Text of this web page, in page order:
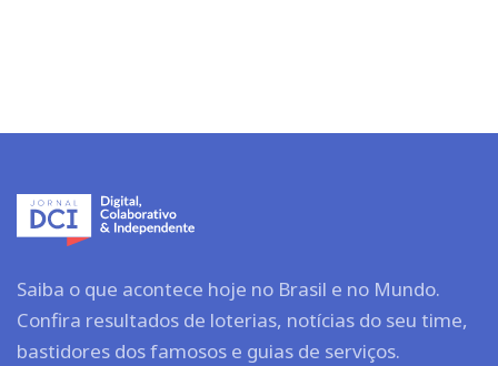
Saiba o que acontece hoje no Brasil e no Mundo.
Confira resultados de loterias, notícias do seu time,
bastidores dos famosos e guias de serviços.